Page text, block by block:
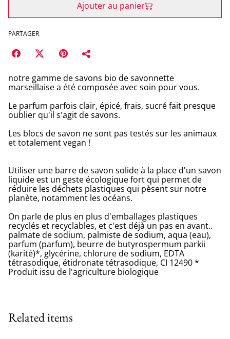
Ajouter au panier
PARTAGER
notre gamme de savons bio de savonnette
marseillaise a été composée avec soin pour vous.
Le parfum parfois clair, épicé, frais, sucré fait presque
oublier qu'il s'agit de savons.
Les blocs de savon ne sont pas testés sur les animaux
et totalement vegan !
Utiliser une barre de savon solide à la place d'un savon
liquide est un geste écologique fort qui permet de
réduire les déchets plastiques qui pèsent sur notre
planète, notamment les océans.
On parle de plus en plus d'emballages plastiques
recyclés et recyclables, et c'est déjà un pas en avant..
palmate de sodium, palmiste de sodium, aqua (eau),
parfum (parfum), beurre de butyrospermum parkii
(karité)*, glycérine, chlorure de sodium, EDTA
tétrasodique, étidronate tétrasodique, CI 12490 *
Produit issu de l'agriculture biologique
Related items